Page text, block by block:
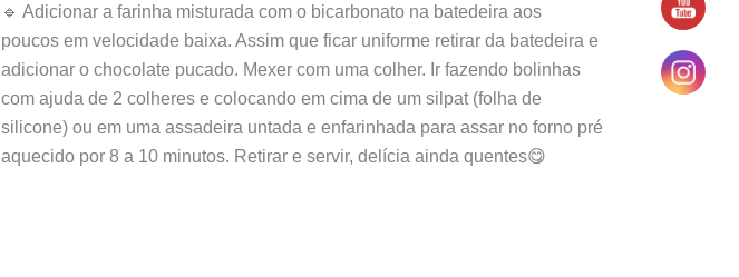
🔹 Adicionar a farinha misturada com o bicarbonato na batedeira aos
poucos em velocidade baixa. Assim que ficar uniforme retirar da batedeira e
adicionar o chocolate pucado. Mexer com uma colher. Ir fazendo bolinhas
com ajuda de 2 colheres e colocando em cima de um silpat (folha de
silicone) ou em uma assadeira untada e enfarinhada para assar no forno pré
aquecido por 8 a 10 minutos. Retirar e servir, delícia ainda quentes😋